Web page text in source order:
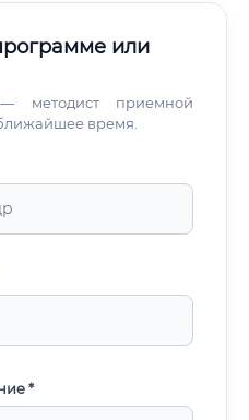
или
методист приемной
время.
*